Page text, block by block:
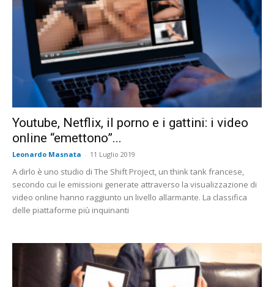
Youtube, Netflix, il porno e i gattini: i video
online “emettono”...
Leonardo Masnata - 11 Luglio 2019
A dirlo è uno studio di The Shift Project, un think tank francese,
secondo cui le emissioni generate attraverso la visualizzazione di
video online hanno raggiunto un livello allarmante. La classifica
delle piattaforme più inquinanti